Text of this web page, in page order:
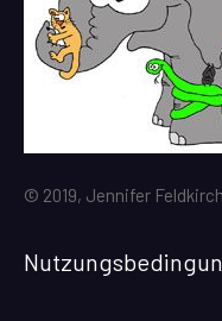
© 2019, Jennifer